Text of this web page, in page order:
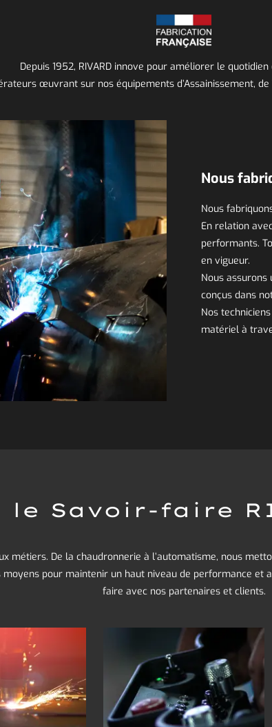
Depuis 1952, RIVARD innove pour améliorer le
œuvrant sur nos équipements d’Assainissement, de
Nous
Nous
En relation
performants.
en vigueur.
Nous
conçus dans
Nos
matériel à
le Savoir-faire
métiers. De la chaudronnerie à l’automatisme, nous
pour maintenir un haut niveau de performance
faire avec nos partenaires et clients.